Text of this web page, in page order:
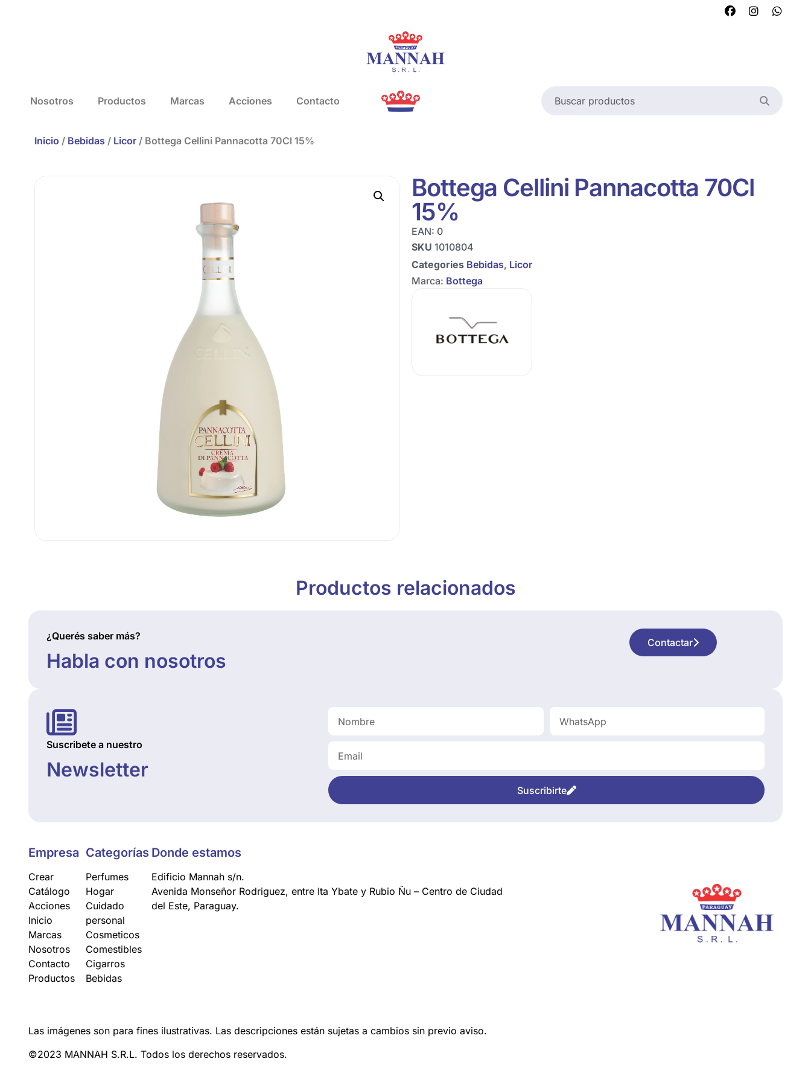
Nosotros Productos Marcas Acciones Contacto
Inicio / Bebidas / Licor / Bottega Cellini Pannacotta 70Cl 15%
Bottega Cellini Pannacotta 70Cl
15%
EAN: 0
SKU 1010804
Categories Bebidas, Licor
Marca: Bottega
Productos relacionados
¿Querés saber más?
Habla con nosotros
Contactar
Suscribete a nuestro
Newsletter
Suscribirte
Empresa
Crear
Catálogo
Acciones
Inicio
Marcas
Nosotros
Contacto
Productos
Categorías
Perfumes
Hogar
Cuidado
personal
Cosmeticos
Comestibles
Cigarros
Bebidas
Donde estamos
Edificio Mannah s/n.
Avenida Monseñor Rodriguez, entre Ita Ybate y Rubio Ñu – Centro de Ciudad
del Este, Paraguay.
Las imágenes son para fines ilustrativas. Las descripciones están sujetas a cambios sin previo aviso.
©2023 MANNAH S.R.L. Todos los derechos reservados.